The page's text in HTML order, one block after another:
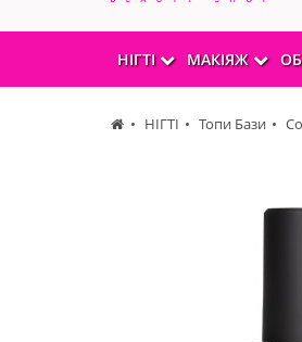
НІГТІ МАКІЯЖ
НІГТІ Топи Бази